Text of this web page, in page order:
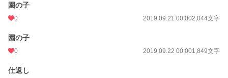
園の子
0 2019.09.21 00:002,044文字
園の子
0 2019.09.22 00:001,849文字
仕返し